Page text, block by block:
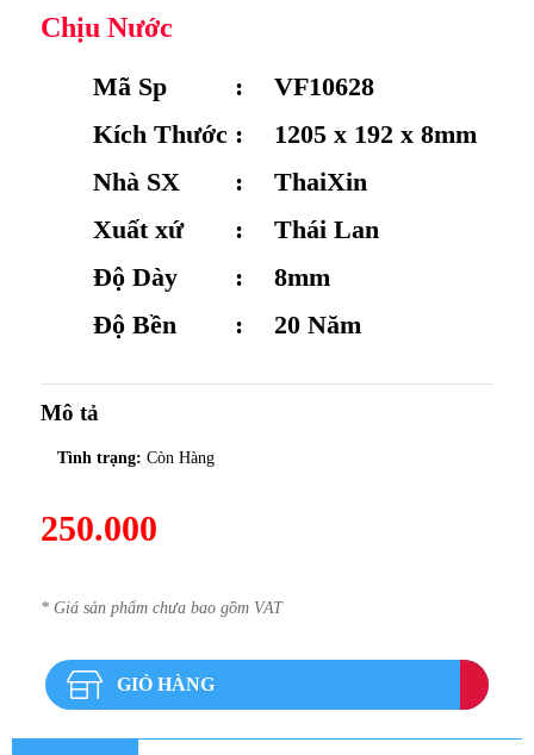
Chịu Nước
Mã Sp :
VF10628
Kích Thước :
1205 x 192 x 8mm
Nhà SX
:
ThaiXin
Xuất xứ
:
Thái Lan
Độ Dày
:
8mm
Độ Bền
: 20 Năm
Mô tả
Tình trạng: Còn Hàng
250.000
* Giá sản phẩm chưa bao gồm VAT
GIỎ HÀNG